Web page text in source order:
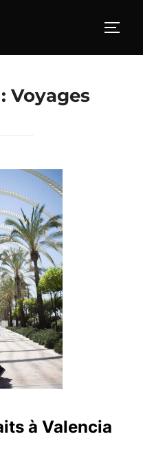
Voyages
à Valencia